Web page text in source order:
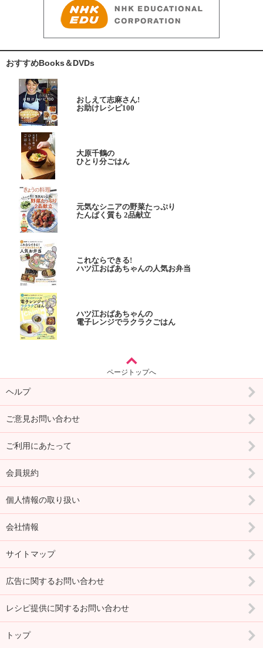
おすすめBooks＆DVDs
おしえて志麻さん!
お助けレシピ100
大原千鶴の
ひとり分ごはん
元気なシニアの野菜たっぷり
たんぱく質も 2品献立
これならできる!
ハツ江おばあちゃんの人気お弁当
ハツ江おばあちゃんの
電子レンジでラクラクごはん
ページトップへ
ヘルプ
ご意見お問い合わせ
ご利用にあたって
会員規約
個人情報の取り扱い
会社情報
サイトマップ
広告に関するお問い合わせ
レシピ提供に関するお問い合わせ
トップ